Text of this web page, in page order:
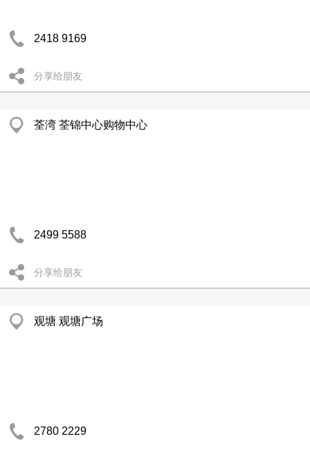
2418 9169
分享给朋友
荃湾 荃锦中心购物中心
2499 5588
分享给朋友
观塘 观塘广场
2780 2229